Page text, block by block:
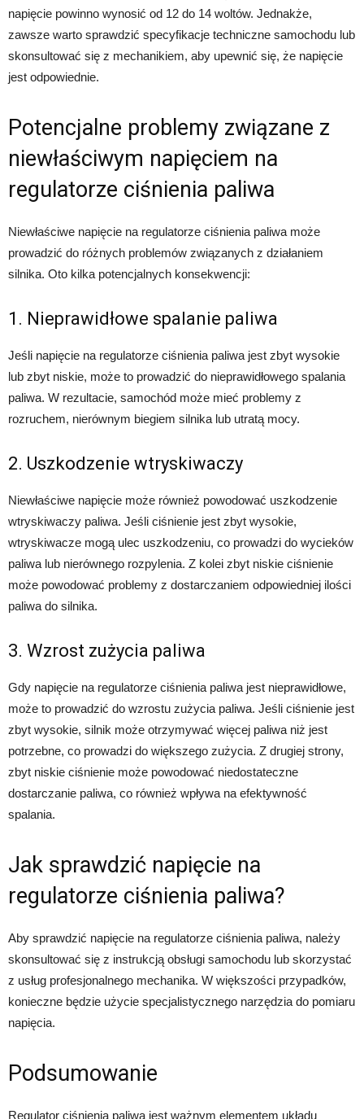
napięcie powinno wynosić od 12 do 14 woltów. Jednakże,
zawsze warto sprawdzić specyfikacje techniczne samochodu lub
skonsultować się z mechanikiem, aby upewnić się, że napięcie
jest odpowiednie.
Potencjalne problemy związane z
niewłaściwym napięciem na
regulatorze ciśnienia paliwa
Niewłaściwe napięcie na regulatorze ciśnienia paliwa może
prowadzić do różnych problemów związanych z działaniem
silnika. Oto kilka potencjalnych konsekwencji:
1. Nieprawidłowe spalanie paliwa
Jeśli napięcie na regulatorze ciśnienia paliwa jest zbyt wysokie
lub zbyt niskie, może to prowadzić do nieprawidłowego spalania
paliwa. W rezultacie, samochód może mieć problemy z
rozruchem, nierównym biegiem silnika lub utratą mocy.
2. Uszkodzenie wtryskiwaczy
Niewłaściwe napięcie może również powodować uszkodzenie
wtryskiwaczy paliwa. Jeśli ciśnienie jest zbyt wysokie,
wtryskiwacze mogą ulec uszkodzeniu, co prowadzi do wycieków
paliwa lub nierównego rozpylenia. Z kolei zbyt niskie ciśnienie
może powodować problemy z dostarczaniem odpowiedniej ilości
paliwa do silnika.
3. Wzrost zużycia paliwa
Gdy napięcie na regulatorze ciśnienia paliwa jest nieprawidłowe,
może to prowadzić do wzrostu zużycia paliwa. Jeśli ciśnienie jest
zbyt wysokie, silnik może otrzymywać więcej paliwa niż jest
potrzebne, co prowadzi do większego zużycia. Z drugiej strony,
zbyt niskie ciśnienie może powodować niedostateczne
dostarczanie paliwa, co również wpływa na efektywność
spalania.
Jak sprawdzić napięcie na
regulatorze ciśnienia paliwa?
Aby sprawdzić napięcie na regulatorze ciśnienia paliwa, należy
skonsultować się z instrukcją obsługi samochodu lub skorzystać
z usług profesjonalnego mechanika. W większości przypadków,
konieczne będzie użycie specjalistycznego narzędzia do pomiaru
napięcia.
Podsumowanie
Regulator ciśnienia paliwa jest ważnym elementem układu